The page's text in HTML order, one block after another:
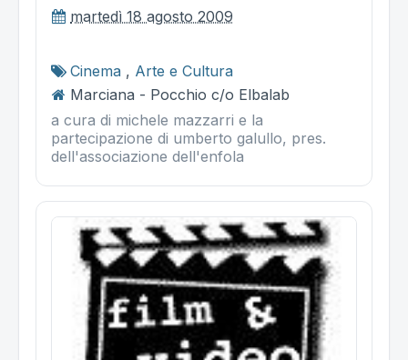
martedì 18 agosto 2009
Cinema , Arte e Cultura
Marciana - Pocchio c/o Elbalab
a cura di michele mazzarri e la
partecipazione di umberto galullo, pres.
dell'associazione dell'enfola